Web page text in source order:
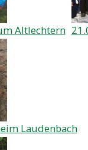
Altlechtern
Laudenbach